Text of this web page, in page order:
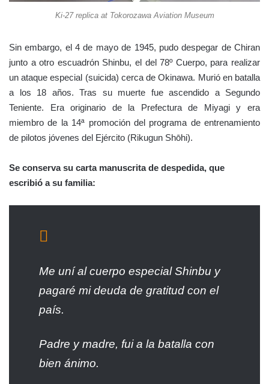
Ki-27 replica at Tokorozawa Aviation Museum
Sin embargo, el 4 de mayo de 1945, pudo despegar de Chiran
junto a otro escuadrón Shinbu, el del 78º Cuerpo, para realizar
un ataque especial (suicida) cerca de Okinawa. Murió en batalla
a los 18 años. Tras su muerte fue ascendido a Segundo
Teniente. Era originario de la Prefectura de Miyagi y era
miembro de la 14ª promoción del programa de entrenamiento
de pilotos jóvenes del Ejército (Rikugun Shōhi).
Se conserva su carta manuscrita de despedida, que
escribió a su familia:
Me uní al cuerpo especial Shinbu y
pagaré mi deuda de gratitud con el
país.
Padre y madre, fui a la batalla con
bien ánimo.